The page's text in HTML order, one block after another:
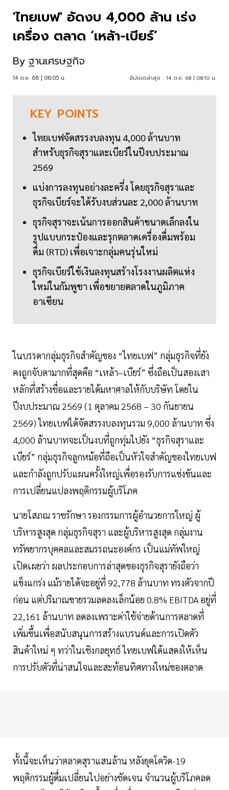
'ไทยเบฟ' อัดงบ 4,000 ล้าน เร่ง
เครื่อง ตลาด ‘เหล้า-เบียร์’
By ฐานเศรษฐกิจ
14 ต.ค. 68 | 08:05 น. อัปเดตล่าสุด : 14 ต.ค. 68 | 08:10 น.
KEY POINTS
ไทยเบฟจัดสรรงบลงทุน 4,000 ล้านบาท
สำหรับธุรกิจสุราและเบียร์ในปีงบประมาณ
2569
แบ่งการลงทุนอย่างละครึ่ง โดยธุรกิจสุราและ
ธุรกิจเบียร์จะได้รับงบส่วนละ 2,000 ล้านบาท
ธุรกิจสุราจะเน้นการออกสินค้าขนาดเล็กลงใน
รูปแบบกระป๋องและรุกตลาดเครื่องดื่มพร้อม
ดื่ม (RTD) เพื่อเจาะกลุ่มคนรุ่นใหม่
ธุรกิจเบียร์ใช้เงินลงทุนสร้างโรงงานผลิตแห่ง
ใหม่ในกัมพูชา เพื่อขยายตลาดในภูมิภาค
อาเซียน
ในบรรดากลุ่มธุรกิจสำคัญของ “ไทยเบฟ” กลุ่มธุรกิจที่ยัง
คงถูกจับตามากที่สุดคือ “เหล้า–เบียร์” ซึ่งถือเป็นสองเสา
หลักที่สร้างชื่อและรายได้มหาศาลให้กับบริษัท โดยใน
ปีงบประมาณ 2569 (1 ตุลาคม 2568 – 30 กันยายน
2569) ไทยเบฟได้จัดสรรงบลงทุนรวม 9,000 ล้านบาท ซึ่ง
4,000 ล้านบาทจะเป็นงบที่ถูกทุ่มไปยัง “ธุรกิจสุราและ
เบียร์” กลุ่มธุรกิจลูกหม้อที่ถือเป็นหัวใจสำคัญของไทยเบฟ
และกำลังถูกปรับแผนครั้งใหญ่เพื่อรองรับการแข่งขันและ
การเปลี่ยนแปลงพฤติกรรมผู้บริโภค
นายโสภณ ราชรักษา รองกรรมการผู้อำนวยการใหญ่ ผู้
บริหารสูงสุด กลุ่มธุรกิจสุรา และผู้บริหารสูงสุด กลุ่มงาน
ทรัพยากรบุคคลและสมรรถนะองค์กร เป็นแม่ทัพใหญ่
เปิดเผยว่า ผลประกอบการล่าสุดของธุรกิจสุรายังถือว่า
แข็งแกร่ง แม้รายได้จะอยู่ที่ 92,778 ล้านบาท ทรงตัวจากปี
ก่อน แต่ปริมาณขายรวมลดลงเล็กน้อย 0.8% EBITDA อยู่ที่
22,161 ล้านบาท ลดลงเพราะค่าใช้จ่ายด้านการตลาดที่
เพิ่มขึ้นเพื่อสนับสนุนการสร้างแบรนด์และการเปิดตัว
สินค้าใหม่ ๆ ทว่าในเชิงกลยุทธ์ ไทยเบฟได้แสดงให้เห็น
การปรับตัวที่น่าสนใจและสะท้อนทิศทางใหม่ของตลาด
ทั้งนี้จะเห็นว่าตลาดสุราแสนล้าน หลังยุคโควิด-19
พฤติกรรมผู้ดื่มเปลี่ยนไปอย่างชัดเจน จำนวนผู้บริโภคลด